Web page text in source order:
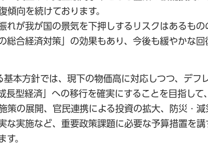
傾向を続けております。
れが我が国の景気を下押しするリスクはあるも
総合経済対策」の効果もあり、今後も緩やかな
本方針では、現下の物価高に対応しつつ、デフ
長型経済」への移行を確実にすることを目指して
策の展開、官民連携による投資の拡大、防災・減
な実施など、重要政策課題に必要な予算措置を講
す。